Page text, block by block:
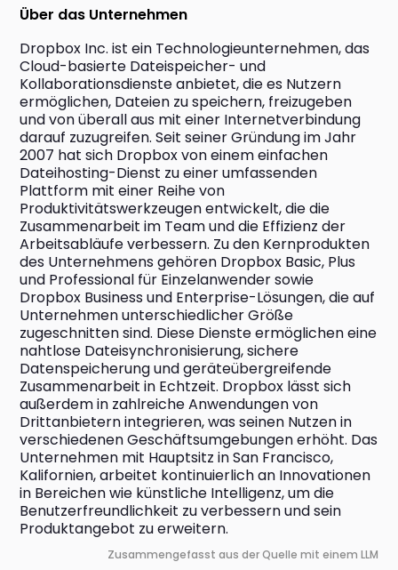
Über das Unternehmen
Dropbox Inc. ist ein Technologieunternehmen, das
Cloud-basierte Dateispeicher- und
Kollaborationsdienste anbietet, die es Nutzern
ermöglichen, Dateien zu speichern, freizugeben
und von überall aus mit einer Internetverbindung
darauf zuzugreifen. Seit seiner Gründung im Jahr
2007 hat sich Dropbox von einem einfachen
Dateihosting-Dienst zu einer umfassenden
Plattform mit einer Reihe von
Produktivitätswerkzeugen entwickelt, die die
Zusammenarbeit im Team und die Effizienz der
Arbeitsabläufe verbessern. Zu den Kernprodukten
des Unternehmens gehören Dropbox Basic, Plus
und Professional für Einzelanwender sowie
Dropbox Business und Enterprise-Lösungen, die auf
Unternehmen unterschiedlicher Größe
zugeschnitten sind. Diese Dienste ermöglichen eine
nahtlose Dateisynchronisierung, sichere
Datenspeicherung und geräteübergreifende
Zusammenarbeit in Echtzeit. Dropbox lässt sich
außerdem in zahlreiche Anwendungen von
Drittanbietern integrieren, was seinen Nutzen in
verschiedenen Geschäftsumgebungen erhöht. Das
Unternehmen mit Hauptsitz in San Francisco,
Kalifornien, arbeitet kontinuierlich an Innovationen
in Bereichen wie künstliche Intelligenz, um die
Benutzerfreundlichkeit zu verbessern und sein
Produktangebot zu erweitern.
Zusammengefasst aus der Quelle mit einem LLM